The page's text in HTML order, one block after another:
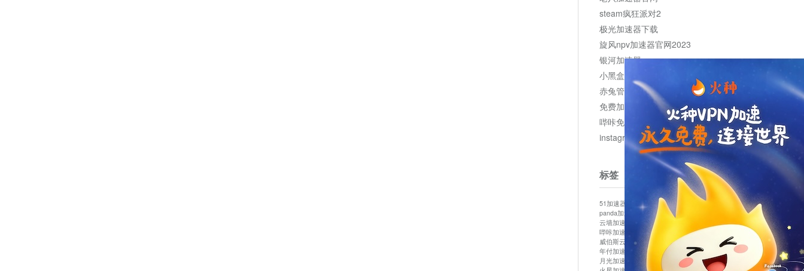
steam疯狂派对2
极光加速器下载
旋风npv加速器官网2023
银河加速器
小黑盒加速器加速
赤兔管理平台
免费加速器
哔咔免费加速服务器
instagram网页版登录入口
标签
51加速器 bitznet hidecat i7加速器
kuai500
panda加速器
snap加速器 vp加速器
中信加速器
云墙加速器
云速加速器
哔咔加速器
哔咔哔咔加速器 喵云 回锅肉加速器
威伯斯云
小明加速器 小蓝鸟加速器
布谷vp加速器
年付加速器
心阶云 快连 怎么上外网
易飞加速器
月光加速器
机场加速器 松果云 梯子加速器